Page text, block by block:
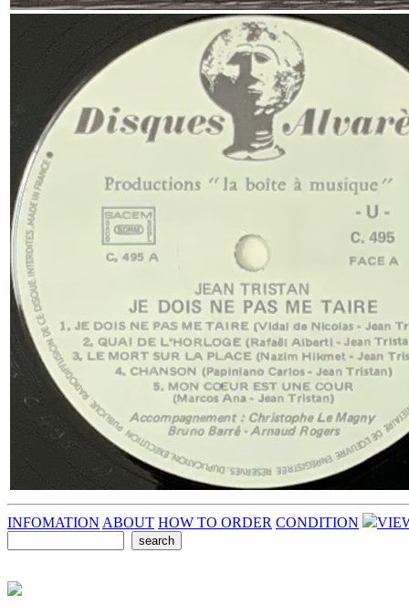
INFOMATION ABOUT HOW TO ORDER CONDITION